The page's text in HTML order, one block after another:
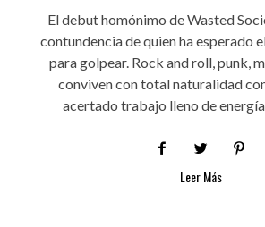
El debut homónimo de Wasted
contundencia de quien ha esperado
para golpear. Rock and roll, punk,
conviven con total naturalidad
acertado trabajo lleno de
Leer Más